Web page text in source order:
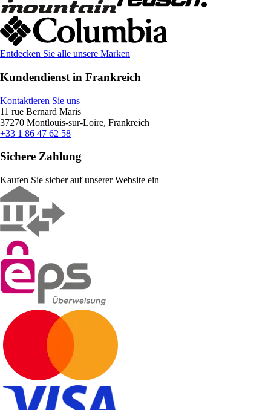
Entdecken Sie alle unsere Marken
Kundendienst in Frankreich
Kontaktieren Sie uns
11 rue Bernard Maris
37270 Montlouis-sur-Loire, Frankreich
+33 1 86 47 62 58
Sichere Zahlung
Kaufen Sie sicher auf unserer Website ein